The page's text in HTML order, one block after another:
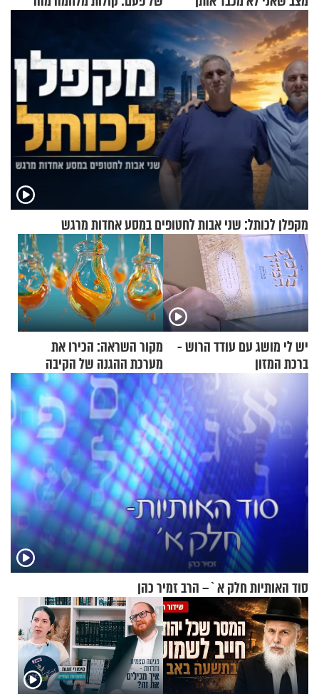
בבוקר בהנחת תפילין"
הזיתים
מקפלן לכותל: שני אבות לחטופים במסע אחדות מרגש
יש לי מושג עם עודד הרוש -
ברכת המזון
מקור השראה: הכירו את
מערכת ההגנה של הקיבה
סוד האותיות חלק א`– הרב זמיר כהן